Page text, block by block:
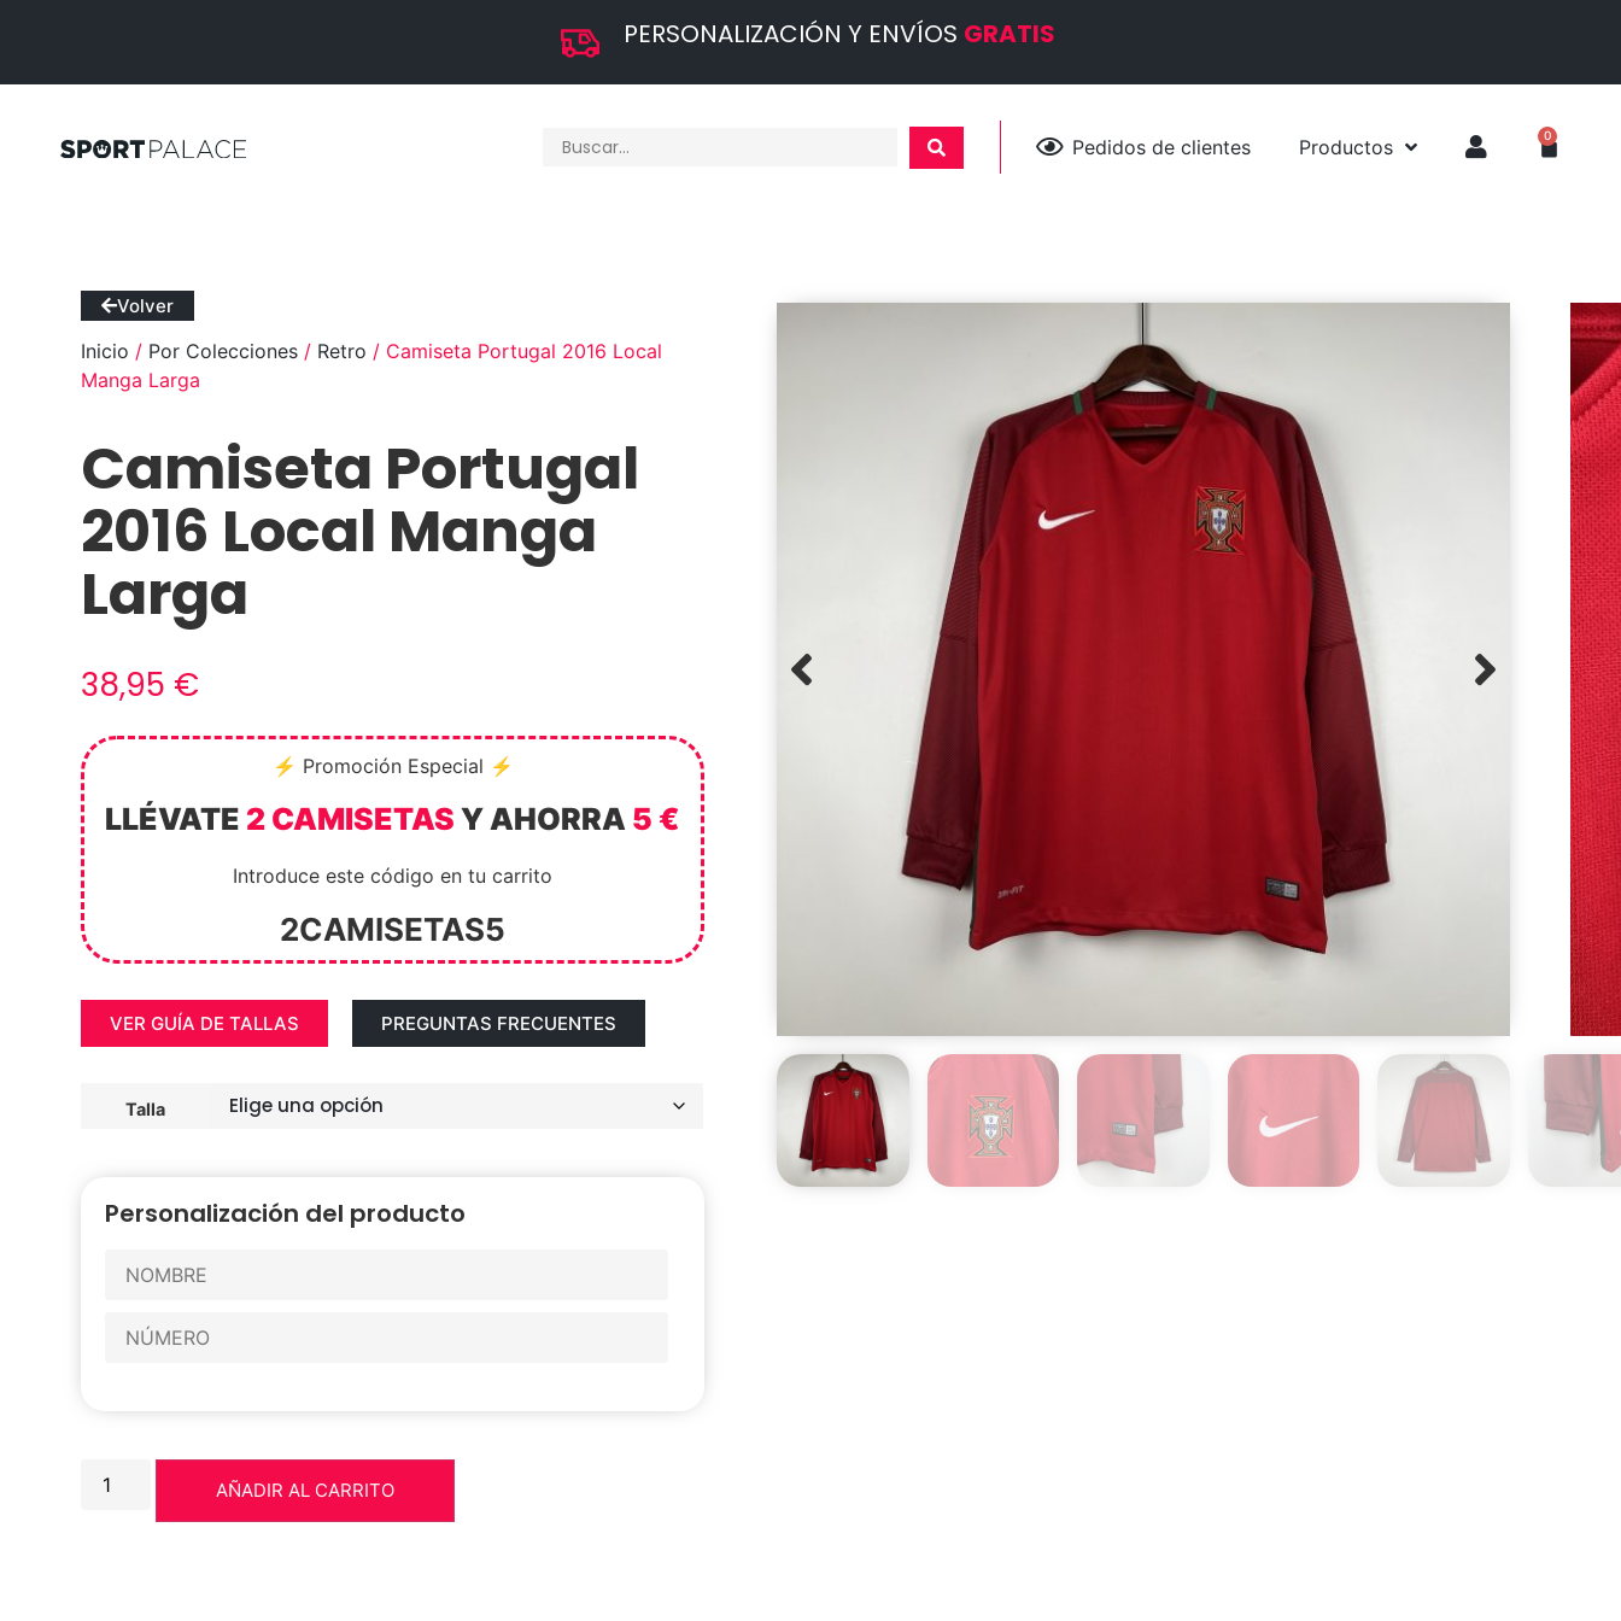
PERSONALIZACIÓN Y ENVÍOS GRATIS
Pedidos de clientes Productos 0
Volver
Inicio / Por Colecciones / Retro / Camiseta Portugal 2016 Local
Manga Larga
Camiseta Portugal
2016 Local Manga
Larga
38,95 €
⚡ Promoción Especial ⚡
LLÉVATE 2 CAMISETAS Y AHORRA 5 €
Introduce este código en tu carrito
2CAMISETAS5
VER GUÍA DE TALLAS PREGUNTAS FRECUENTES
Talla
Personalización del producto
AÑADIR AL CARRITO